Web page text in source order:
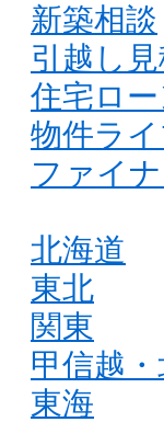
新築相談
引越し見
住宅ロー
物件ラ
ファイ
北海道
東北
関東
甲信越
東海